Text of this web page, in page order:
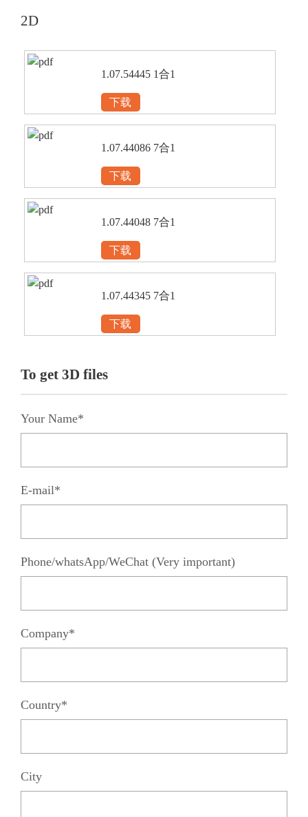
2D
1.07.54445 1合1
下载
1.07.44086 7合1
下载
1.07.44048 7合1
下载
1.07.44345 7合1
下载
To get 3D files
Your Name*
E-mail*
Phone/whatsApp/WeChat (Very important)
Company*
Country*
City